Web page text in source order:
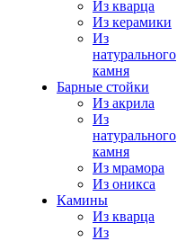
Из кварца
Из керамики
Из
натурального
камня
Барные стойки
Из акрила
Из
натурального
камня
Из мрамора
Из оникса
Камины
Из кварца
Из